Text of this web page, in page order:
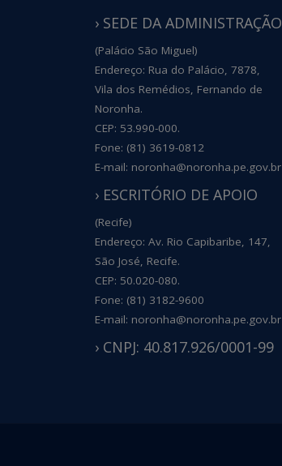
› SEDE DA ADMINISTRAÇÃO
(Palácio São Miguel)
Endereço: Rua do Palácio, 7878,
Vila dos Remédios, Fernando de
Noronha.
CEP: 53.990-000.
Fone: (81) 3619-0812
E-mail: noronha@noronha.pe.gov.br
› ESCRITÓRIO DE APOIO
(Recife)
Endereço: Av. Rio Capibaribe, 147,
São José, Recife.
CEP: 50.020-080.
Fone: (81) 3182-9600
E-mail: noronha@noronha.pe.gov.br
› CNPJ: 40.817.926/0001-99